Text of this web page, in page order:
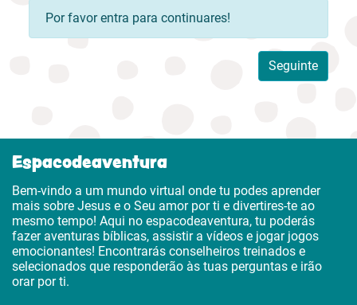
Por favor entra para continuares!
Seguinte
Espacodeaventura
Bem-vindo a um mundo virtual onde tu podes aprender
mais sobre Jesus e o Seu amor por ti e divertires-te ao
mesmo tempo! Aqui no espacodeaventura, tu poderás
fazer aventuras bíblicas, assistir a vídeos e jogar jogos
emocionantes! Encontrarás conselheiros treinados e
selecionados que responderão às tuas perguntas e irão
orar por ti.